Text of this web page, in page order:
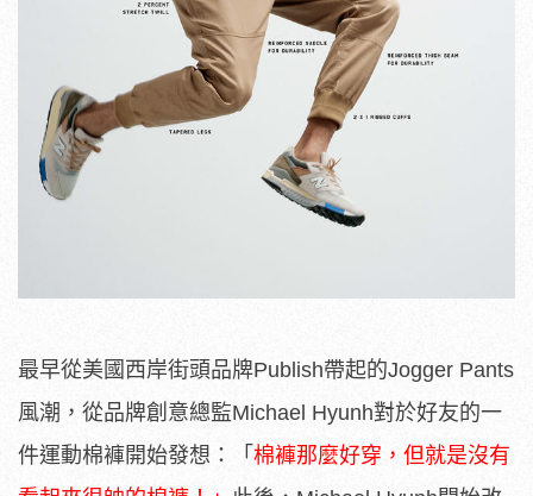
最早從美國西岸街頭品牌Publish帶起的Jogger Pants
風潮，從品牌創意總監Michael Hyunh對於好友的一
件運動棉褲開始發想：「 棉褲那麼好穿，但就是沒有